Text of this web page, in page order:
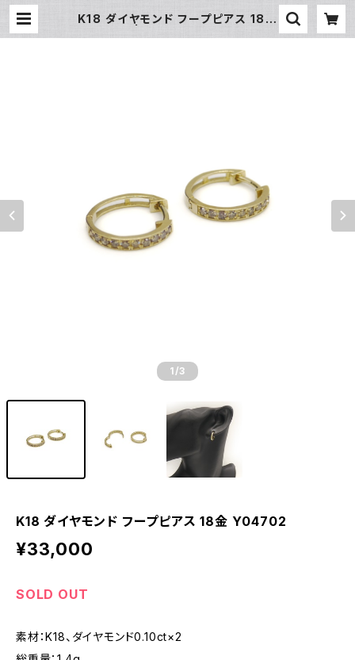
K18 ダイヤモンド フープピアス 18金
1 /3
K18 ダイヤモンド フープピアス 18金 Y04702
¥33,000
SOLD OUT
素材：K18、ダイヤモンド0.10ct×2